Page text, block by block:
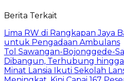
Berita Terkait
Lima RW di Rangkapan Jaya
untuk Pengadaan Ambulans
Tol Sawangan-Bojonggede-
Dibangun, Terhubung hingga
Minat Lansia Ikuti Sekolah